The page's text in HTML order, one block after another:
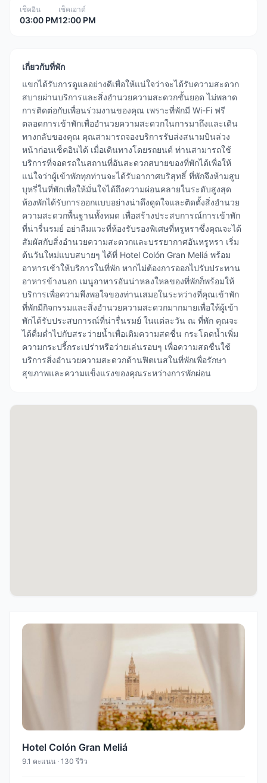
เช็คอิน
03:00 PM
เช็คเอาต์
12:00 PM
เกี่ยวกับที่พัก
แขกได้รับการดูแลอย่างดีเพื่อให้แน่ใจว่าจะได้รับความสะดวก
สบายผ่านบริการและสิ่งอำนวยความสะดวกชั้นยอด ไม่พลาด
การติดต่อกับเพื่อนร่วมงานของคุณ เพราะที่พักมี Wi-Fi ฟรี
ตลอดการเข้าพักเพื่ออำนวยความสะดวกในการมาถึงและเดิน
ทางกลับของคุณ คุณสามารถจองบริการรับส่งสนามบินล่วง
หน้าก่อนเช็คอินได้ เมื่อเดินทางโดยรถยนต์ ท่านสามารถใช้
บริการที่จอดรถในสถานที่อันสะดวกสบายของที่พักได้เพื่อให้
แน่ใจว่าผู้เข้าพักทุกท่านจะได้รับอากาศบริสุทธิ์ ที่พักจึงห้ามสูบ
บุหรี่ในที่พักเพื่อให้มั่นใจได้ถึงความผ่อนคลายในระดับสูงสุด
ห้องพักได้รับการออกแบบอย่างน่าดึงดูดใจและติดตั้งสิ่งอำนวย
ความสะดวกพื้นฐานทั้งหมด เพื่อสร้างประสบการณ์การเข้าพัก
ที่น่ารื่นรมย์ อย่าลืมแวะที่ห้องรับรองพิเศษที่หรูหราซึ่งคุณจะได้
สัมผัสกับสิ่งอำนวยความสะดวกและบรรยากาศอันหรูหรา เริ่ม
ต้นวันใหม่แบบสบายๆ ได้ที่ Hotel Colón Gran Meliá พร้อม
อาหารเช้าให้บริการในที่พัก หากไม่ต้องการออกไปรับประทาน
อาหารข้างนอก เมนูอาหารอันน่าหลงใหลของที่พักก็พร้อมให้
บริการเพื่อความพึงพอใจของท่านเสมอในระหว่างที่คุณเข้าพัก
ที่พักมีกิจกรรมและสิ่งอำนวยความสะดวกมากมายเพื่อให้ผู้เข้า
พักได้รับประสบการณ์ที่น่ารื่นรมย์ ในแต่ละวัน ณ ที่พัก คุณจะ
ได้ดื่มด่ำไปกับสระว่ายน้ำเพื่อเติมความสดชื่น กระโดดน้ำเพิ่ม
ความกระปรี้กระเปร่าหรือว่ายเล่นรอบๆ เพื่อความสดชื่นใช้
บริการสิ่งอำนวยความสะดวกด้านฟิตเนสในที่พักเพื่อรักษา
สุขภาพและความแข็งแรงของคุณระหว่างการพักผ่อน
Hotel Colón Gran Meliá
9.1 คะแนน · 130 รีวิว